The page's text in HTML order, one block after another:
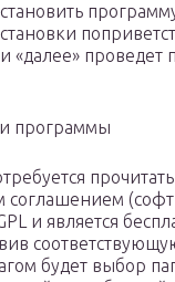
«далее»
программы
(софт
и является
будет выбор